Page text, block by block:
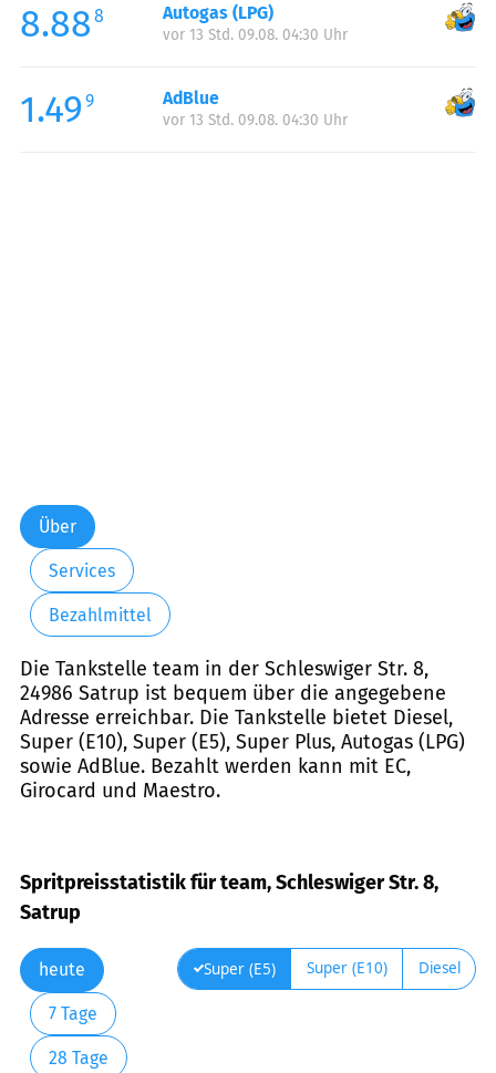
8.88 8 Autogas (LPG)
vor 13 Std. 09.08. 04:30 Uhr
1.49 9 AdBlue
vor 13 Std. 09.08. 04:30 Uhr
Über
Services
Bezahlmittel
Die Tankstelle team in der Schleswiger Str. 8,
24986 Satrup ist bequem über die angegebene
Adresse erreichbar. Die Tankstelle bietet Diesel,
Super (E10), Super (E5), Super Plus, Autogas (LPG)
sowie AdBlue. Bezahlt werden kann mit EC,
Girocard und Maestro.
Spritpreisstatistik für team, Schleswiger Str. 8,
Satrup
heute
7 Tage
28 Tage
Super (E5) Super (E10) Diesel